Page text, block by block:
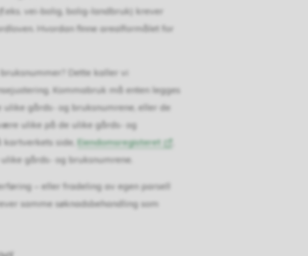
vei-bolig, bolig-landbruk) krever
Hvordan finne arealformålet for
Dette kaller vi
Kommabruk må enten legges
gårds- og bruksnumrene, eller de
ulike på de ulike gårds- og
kartverkets side,Eiendomsregisteret
gårds- og bruksnumrene.
– eller fradeling av egen parsell
samme søknadsbehandling som